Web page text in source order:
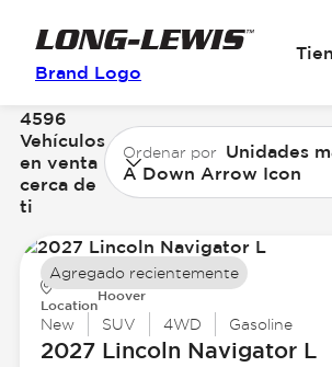
Brand Logo
4596
Vehículos
en venta
cerca de
ti
Ordenar por Unidades
A Down Arrow Icon
Location
Hoover
New SUV 4WD Gasoline
2027 Lincoln Navigator L
Agregado recientemente